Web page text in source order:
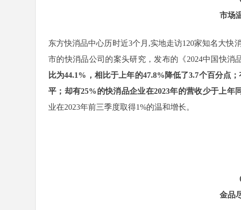
市场
东方快消品中心历时近3个月,实地走访120家知名大快
市的快消品公司的案头研究，发布的《2024中国快消
比为44.1%，相比于上年的47.8%降低了3.7个百分点
平；却有25%的快消品企业在2023年的营收少于上年
业在2023年前三季度取得1%的温和增长。
金品